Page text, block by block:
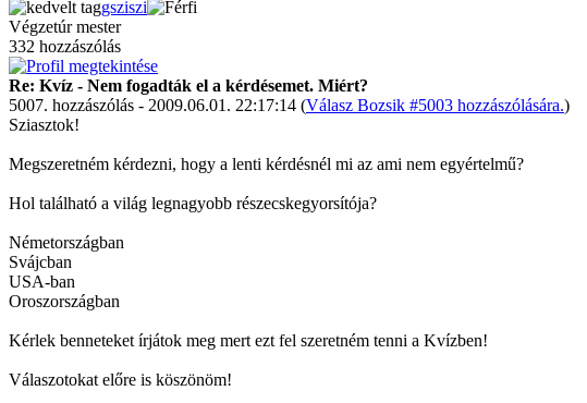
gsziszi
Végzetúr mester
332 hozzászólás
Re: Kvíz - Nem fogadták el a kérdésemet. Miért?
5007. hozzászólás - 2009.06.01. 22:17:14 (Válasz Bozsik #5003 hozzászólására.)
Sziasztok!
Megszeretném kérdezni, hogy a lenti kérdésnél mi az ami nem egyértelmű?
Hol található a világ legnagyobb részecskegyorsítója?
Németországban
Svájcban
USA-ban
Oroszországban
Kérlek benneteket írjátok meg mert ezt fel szeretném tenni a Kvízben!
Válaszotokat előre is köszönöm!